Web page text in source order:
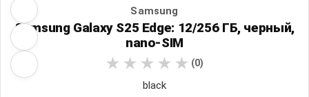
Samsung
Samsung Galaxy S25 Edge: 12/256 ГБ, черный,
nano-SIM
(0)
black